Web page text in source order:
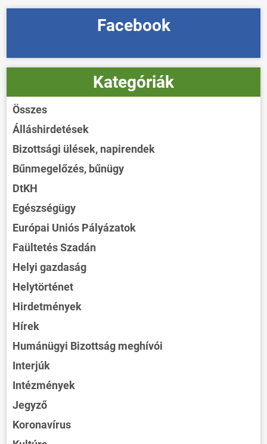
Facebook
Kategóriák
Összes
Álláshirdetések
Bizottsági ülések, napirendek
Bűnmegelőzés, bűnügy
DtKH
Egészségügy
Európai Uniós Pályázatok
Faültetés Szadán
Helyi gazdaság
Helytörténet
Hirdetmények
Hírek
Humánügyi Bizottság meghívói
Interjúk
Intézmények
Jegyző
Koronavírus